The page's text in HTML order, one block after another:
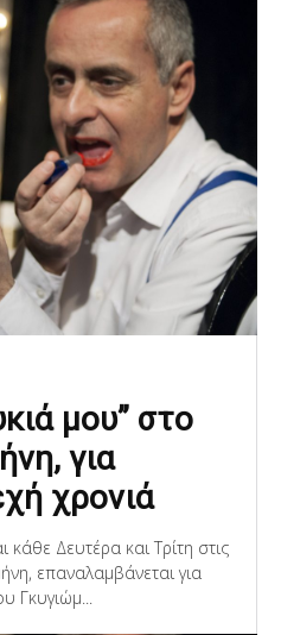
μου” στο
για
χρονιά
Δευτέρα και Τρίτη στις
επαναλαμβάνεται για
Γκυγιώμ...